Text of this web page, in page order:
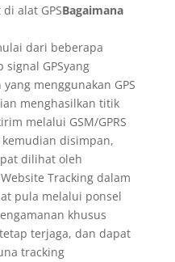
alat GPSBagaimana
dari beberapa
signal GPSyang
menggunakan GPS
menghasilkan titik
melalui GSM/GPRS
kemudian disimpan,
dilihat oleh
Tracking dalam
pula melalui ponsel
khusus
terjaga, dan dapat
tracking